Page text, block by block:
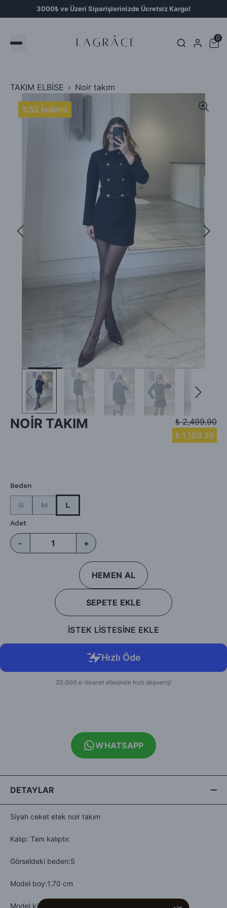
3000₺ ve Üzeri Siparişlerinizde Ücretsiz Kargo!
0
TAKIM ELBİSE Noir takım
%52 İndirim
NOİR TAKIM
₺ 2,499.90
₺ 1,189.30
Beden
S M L
Adet
- +
HEMEN AL
SEPETE EKLE
İSTEK LİSTESİNE EKLE
WHATSAPP
DETAYLAR
Siyah ceket etek noir takım
Kalıp: Tam kalıptır.
Görseldeki beden:S
Model boy:1.70 cm
Model kilo:53 kg